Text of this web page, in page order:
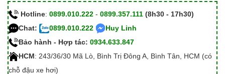
Hotline: 0899.010.222 - 0899.357.111 (8h30 - 17h30)
Chat:
0899.010.222
Huy Linh
Bảo hành - Hợp tác: 0934.633.847
HCM: 243/36/30 Mã Lò, Bình Trị Đông A, Bình Tân, HCM (có
chỗ đậu xe hơi)